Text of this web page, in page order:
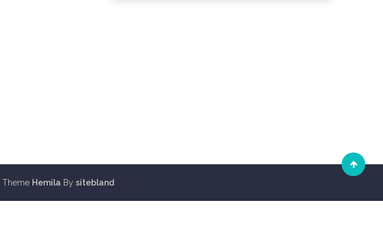
Theme Hemila By sitebland